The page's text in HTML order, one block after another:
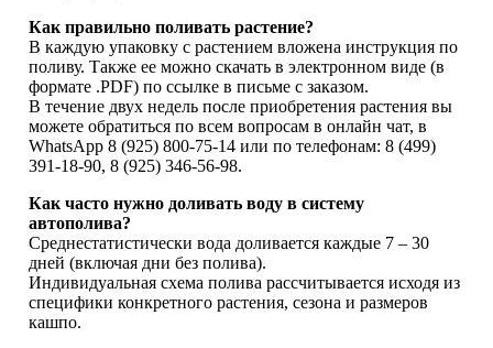
Как правильно поливать растение?
В каждую упаковку с растением вложена инструкция по
поливу. Также ее можно скачать в электронном виде (в
формате .PDF) по ссылке в письме с заказом.
В течение двух недель после приобретения растения вы
можете обратиться по всем вопросам в онлайн чат, в
WhatsApp 8 (925) 800-75-14 или по телефонам: 8 (499)
391-18-90, 8 (925) 346-56-98.
Как часто нужно доливать воду в систему
автополива?
Среднестатистически вода доливается каждые 7 – 30
дней (включая дни без полива).
Индивидуальная схема полива рассчитывается исходя из
специфики конкретного растения, сезона и размеров
кашпо.